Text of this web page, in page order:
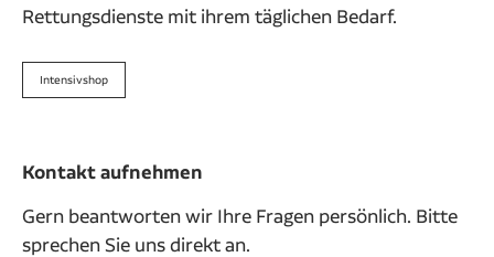
Rettungsdienste mit ihrem täglichen Bedarf.
Intensivshop
Kontakt aufnehmen
Gern beantworten wir Ihre Fragen persönlich. Bitte
sprechen Sie uns direkt an.